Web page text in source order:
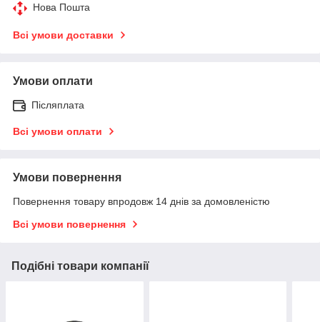
Нова Пошта
Всі умови доставки
Умови оплати
Післяплата
Всі умови оплати
Умови повернення
Повернення товару впродовж 14 днів за домовленістю
Всі умови повернення
Подібні товари компанії